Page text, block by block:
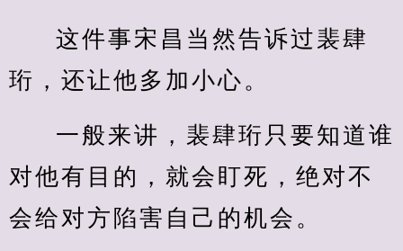
这件事宋昌当然告诉过裴肆
珩，还让他多加小心。
一般来讲，裴肆珩只要知道谁
对他有目的，就会盯死，绝对不
会给对方陷害自己的机会。